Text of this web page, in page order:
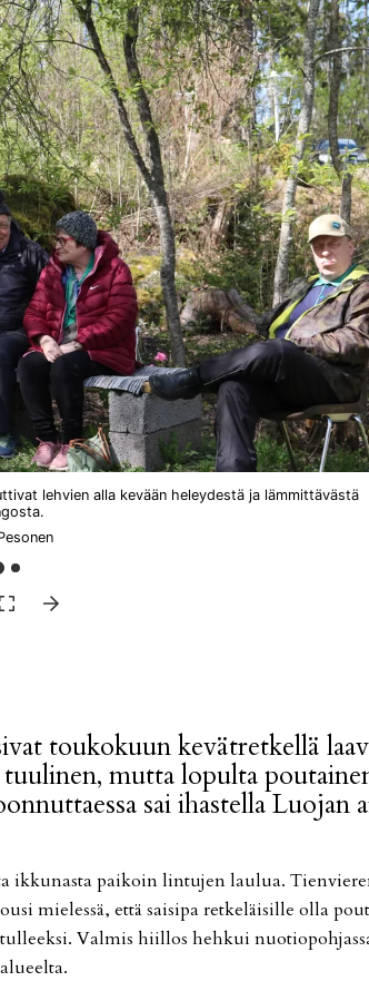
lehvien alla kevään heleydestä ja lämmittävästä
tou­ko­kuun ke­vät­ret­kel­lä
mut­ta lo­pul­ta
sai ihas­tel­la Luo­jan
ik­ku­nas­ta pai­koin lin­tu­jen lau­lua.
mie­les­sä, et­tä sai­si­pa ret­ke­läi­sil­le ol­la
Val­mis hiil­los heh­kui